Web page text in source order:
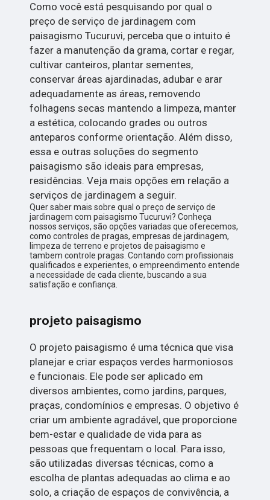
Como você está pesquisando por qual o
preço de serviço de jardinagem com
paisagismo Tucuruvi, perceba que o intuito é
fazer a manutenção da grama, cortar e regar,
cultivar canteiros, plantar sementes,
conservar áreas ajardinadas, adubar e arar
adequadamente as áreas, removendo
folhagens secas mantendo a limpeza, manter
a estética, colocando grades ou outros
anteparos conforme orientação. Além disso,
essa e outras soluções do segmento
paisagismo são ideais para empresas,
residências. Veja mais opções em relação a
serviços de jardinagem a seguir.
Quer saber mais sobre qual o preço de serviço de
jardinagem com paisagismo Tucuruvi? Conheça
nossos serviços, são opções variadas que oferecemos,
como controles de pragas, empresas de jardinagem,
limpeza de terreno e projetos de paisagismo e
tambem controle pragas. Contando com profissionais
qualificados e experientes, o empreendimento entende
a necessidade de cada cliente, buscando a sua
satisfação e confiança.
projeto paisagismo
O projeto paisagismo é uma técnica que visa
planejar e criar espaços verdes harmoniosos
e funcionais. Ele pode ser aplicado em
diversos ambientes, como jardins, parques,
praças, condomínios e empresas. O objetivo é
criar um ambiente agradável, que proporcione
bem-estar e qualidade de vida para as
pessoas que frequentam o local. Para isso,
são utilizadas diversas técnicas, como a
escolha de plantas adequadas ao clima e ao
solo, a criação de espaços de convivência, a